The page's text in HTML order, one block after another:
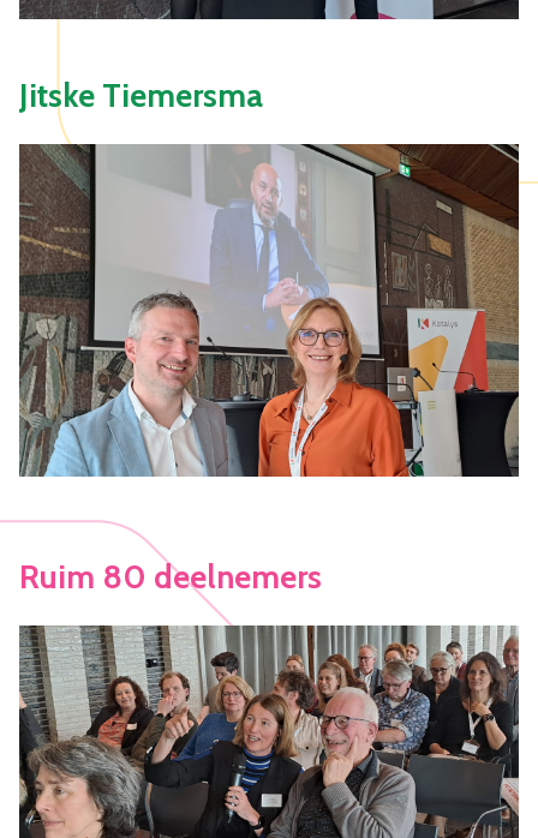
Jitske Tiemersma
Ruim 80 deelnemers